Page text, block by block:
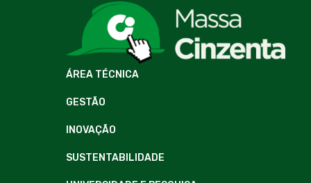
ÁREA TÉCNICA
GESTÃO
INOVAÇÃO
SUSTENTABILIDADE